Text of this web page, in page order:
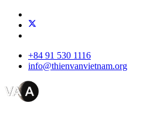
+84 91 530 1116
info@thienvanvietnam.org